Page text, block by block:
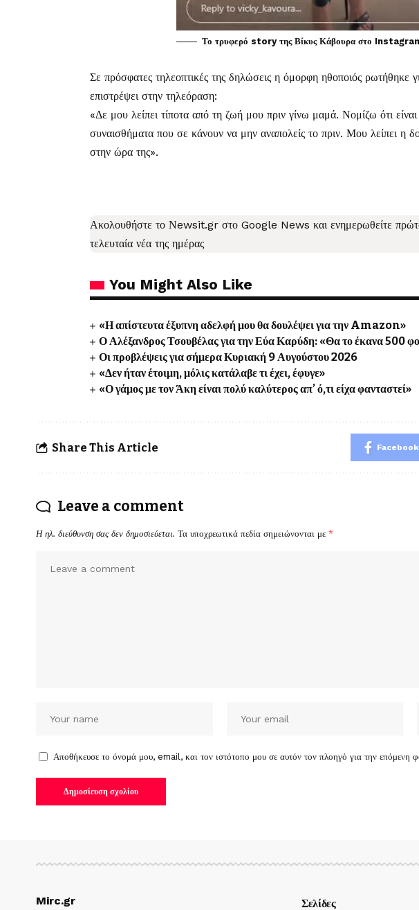
Το τρυφερό story της Βίκυς Κάβουρα στο
Σε πρόσφατες τηλεοπτικές της δηλώσεις η όμορφη ηθοποιός ρωτήθηκε
επιστρέψει στην τηλεόραση:
«Δε μου λείπει τίποτα από τη ζωή μου πριν γίνω μαμά. Νομίζω ότι
συναισθήματα που σε κάνουν να μην αναπολείς το πριν. Μου λείπει η
στην ώρα της».
Ακολουθήστε το Νewsit.gr στο Google News και ενημερωθείτε
τελευταία νέα της ημέρας
You Might Also Like
«Η απίστευτα έξυπνη αδελφή μου θα δουλέψει για την Amazon»
Ο Αλέξανδρος Τσουβέλας για την Εύα Καρύδη: «Θα το έκανα 500
Οι προβλέψεις για σήμερα Κυριακή 9 Αυγούστου 2026
«Δεν ήταν έτοιμη, μόλις κατάλαβε τι έχει, έφυγε»
«Ο γάμος με τον Άκη είναι πολύ καλύτερος απ’ ό,τι είχα φανταστεί»
Share This Article Facebook
Leave a comment
Η ηλ. διεύθυνση σας δεν δημοσιεύεται. Τα υποχρεωτικά πεδία σημειώνονται με *
Αποθήκευσε το όνομά μου, email, και τον ιστότοπο μου σε αυτόν τον πλοηγό για την επόμενη
Mirc.gr Σελίδες